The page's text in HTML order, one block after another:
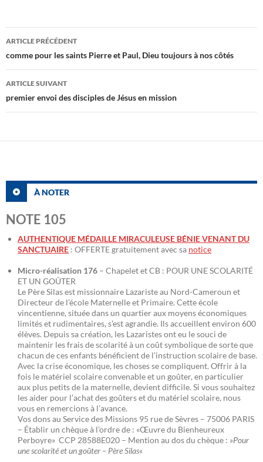
Navigation
des
articles
ARTICLE PRÉCÉDENT
comme pour les saints Pierre et Paul, Dieu toujours à nos côtés
ARTICLE SUIVANT
premier envoi des disciples de Jésus en mission
À NOTER
NOTE 105
AUTHENTIQUE MÉDAILLE MIRACULEUSE BÉNIE VENANT DU
SANCTUAIRE : OFFERTE gratuitement avec sa notice
Micro-réalisation 176 – Chapelet et CB : POUR UNE SCOLARITÉ
ET UN GOÛTER
Le Père Silas est missionnaire Lazariste au Nord-Cameroun et
Directeur de l’école Maternelle et Primaire. Cette école
vincentienne, située dans un quartier aux moyens économiques
limités et rudimentaires, s’est agrandie. Ils accueillent environ 600
élèves. Depuis sa création, les Lazaristes ont eu le souci de
maintenir les frais de scolarité à un coût symbolique de sorte que
chacun de ces enfants bénéficient de l’instruction scolaire de base.
Avec la crise économique, les choses se compliquent. Offrir à la
fois le matériel scolaire convenable et un goûter, en particulier
aux plus petits de la maternelle, devient difficile. Si vous souhaitez
les aider pour l’achat des goûters et du matériel scolaire, nous
vous en remercions à l’avance.
Vos dons au Service des Missions 95 rue de Sèvres – 75006 PARIS
– Établir un chèque à l’ordre de : «Œuvre du Bienheureux
Perboyre» CCP 28588E020 – Mention au dos du chèque : »Pour
une scolarité et un goûter – Père Silas«